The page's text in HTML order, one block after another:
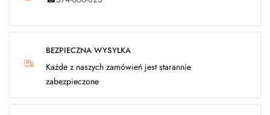
BEZPIECZNA WYSYŁKA
Każde z naszych zamówień jest starannie
zabezpieczone